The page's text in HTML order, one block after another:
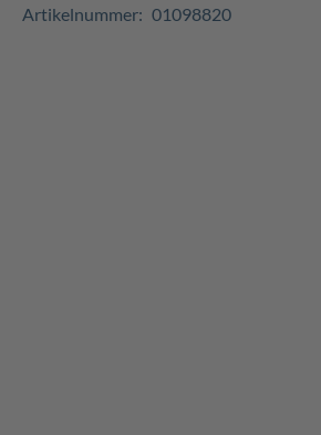
Artikelnummer: 01098820